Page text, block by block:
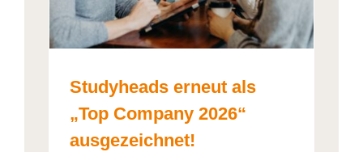
Studyheads erneut als
„Top Company 2026“
ausgezeichnet!